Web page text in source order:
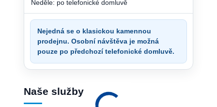
Neděle: po telefonické domluvě
Nejedná se o klasickou kamennou
prodejnu. Osobní návštěva je možná
pouze po předchozí telefonické domluvě.
Naše služby